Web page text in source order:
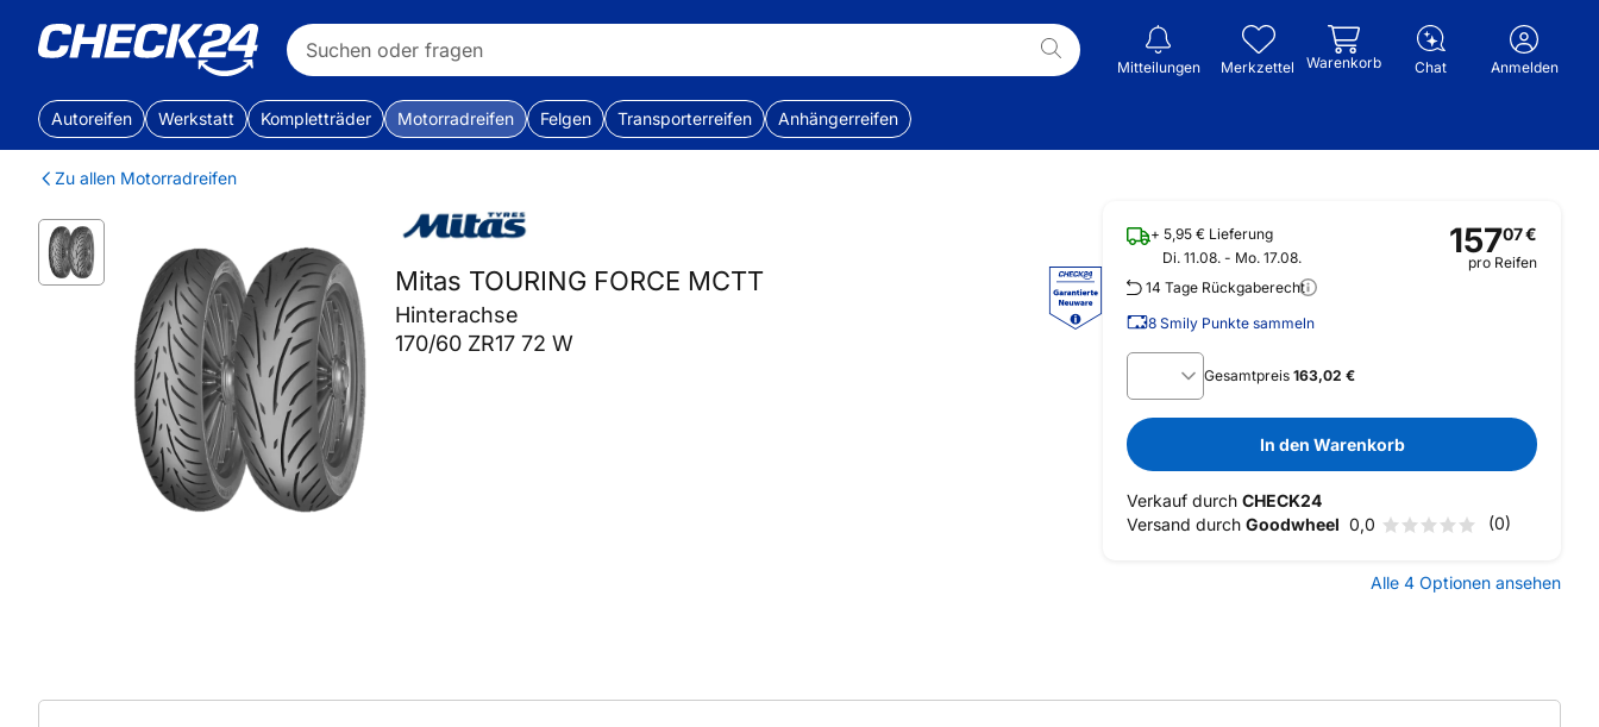
Mitteilungen Merkzettel Warenkorb Chat Anmelden
Autoreifen Werkstatt Kompletträder Motorradreifen Felgen Transporterreifen Anhängerreifen
Zu allen Motorradreifen
Mitas TOURING FORCE MCTT
Hinterachse
170/60 ZR17 72 W
+ 5,95 € Lieferung
Di. 11.08. - Mo. 17.08.
14 Tage Rückgaberecht
8 Smily Punkte sammeln
15707€
pro Reifen
Gesamtpreis 163,02 €
In den Warenkorb
Verkauf durch CHECK24
Versand durch Goodwheel 0,0 (0)
Alle 4 Optionen ansehen